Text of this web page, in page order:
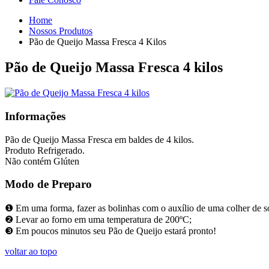
Home
Nossos Produtos
Pão de Queijo Massa Fresca 4 Kilos
Pão de Queijo Massa Fresca 4 kilos
Informações
Pão de Queijo Massa Fresca em baldes de 4 kilos.
Produto Refrigerado.
Não contém Glúten
Modo de Preparo
❶ Em uma forma, fazer as bolinhas com o auxílio de uma colher de
❷ Levar ao forno em uma temperatura de 200ºC;
❸ Em poucos minutos seu Pão de Queijo estará pronto!
voltar ao topo